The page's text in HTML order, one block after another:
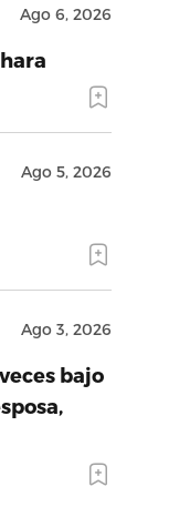
Ago 6, 2026
Ago 5, 2026
Ago 3, 2026
bajo